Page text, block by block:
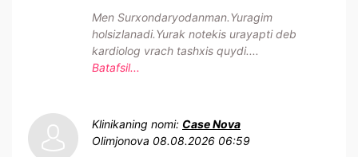
Men Surxondaryodanman.Yuragim
holsizlanadi.Yurak notekis urayapti deb
kardiolog vrach tashxis quydi....
Batafsil...
Klinikaning nomi: Case Nova
Olimjonova 08.08.2026 06:59